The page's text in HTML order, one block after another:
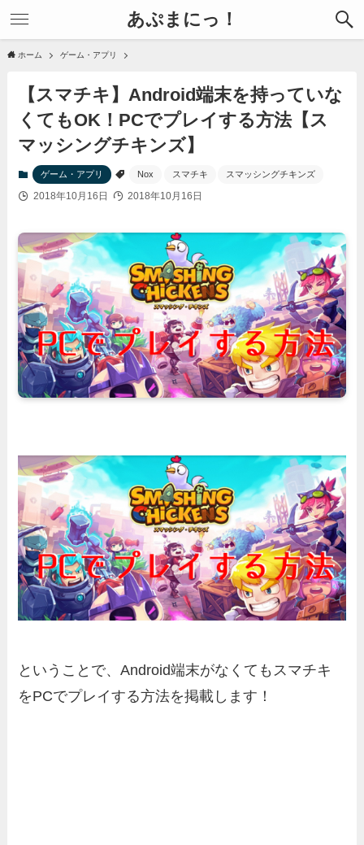
あぷまにっ！
ホーム ゲーム・アプリ
【スマチキ】Android端末を持っていな
くてもOK！PCでプレイする方法【ス
マッシングチキンズ】
ゲーム・アプリ Nox スマチキ スマッシングチキンズ
2018年10月16日 2018年10月16日
ということで、Android端末がなくてもスマチキ
をPCでプレイする方法を掲載します！